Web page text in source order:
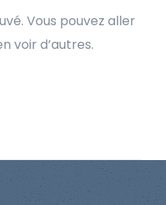
Vous pouvez aller
voir d’autres.